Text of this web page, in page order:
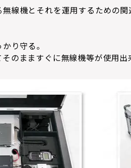
線機とそれを運用するための
り守る。
のまますぐに無線機等が使用出